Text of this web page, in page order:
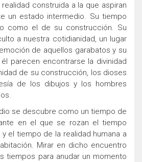
construida a la que aspiran
un estado intermedio. Su tiempo
como el de su construcción. Su
a nuestra cotidianidad, un lugar
de aquellos garabatos y su
parecen encontrarse la divinidad
de su construcción, los dioses
de los dibujos y los hombres
se descubre como un tiempo de
en el que se rozan el tiempo
el tiempo de la realidad humana a
Mirar en dicho encuentro
tiempos para anudar un momento